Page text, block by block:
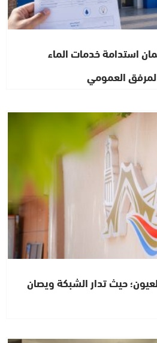
استدامة خدمات الماء
العمومي
حيث تدار الشبكة ويصان